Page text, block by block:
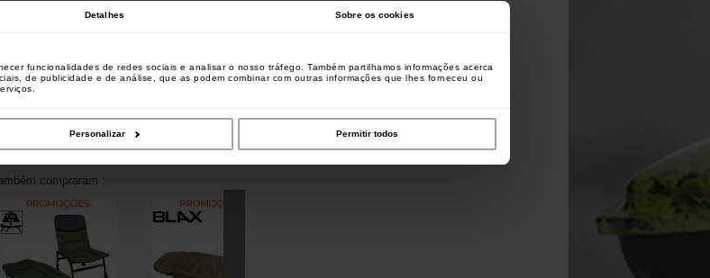
Detalhes Sobre os cookies
funcionalidades de redes sociais e analisar o nosso tráfego. Também partilhamos informações acerca
de publicidade e de análise, que as podem combinar com outras informações que lhes forneceu ou
Personalizar Permitir todos
compraram :